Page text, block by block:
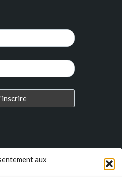
aux